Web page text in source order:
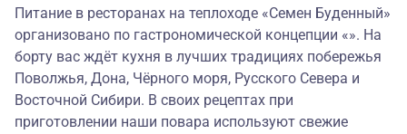
Питание в ресторанах на теплоходе «Семен Буденный»
организовано по гастрономической концепции «». На
борту вас ждёт кухня в лучших традициях побережья
Поволжья, Дона, Чёрного моря, Русского Севера и
Восточной Сибири. В своих рецептах при
приготовлении наши повара используют свежие